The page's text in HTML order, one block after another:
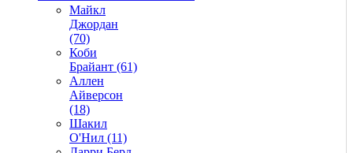
Майкл
Джордан
(70)
Коби
Брайант (61)
Аллен
Айверсон
(18)
Шакил
О'Нил (11)